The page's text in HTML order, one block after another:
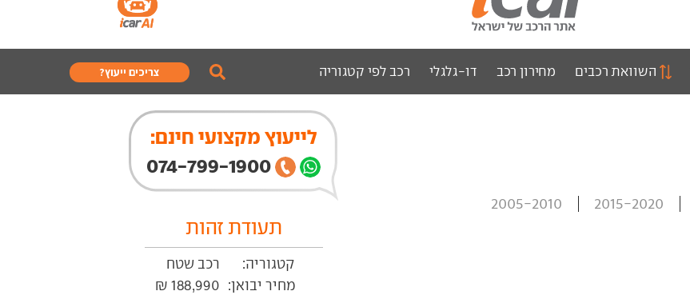
השוואת רכבים מחירון רכב דו-גלגלי רכב לפי קטגוריה צריכים ייעוץ?
לייעוץ מקצועי חינם:
2015-2020
2005-2010
תעודת זהות
קטגוריה:
רכב שטח
מחיר יבואן: